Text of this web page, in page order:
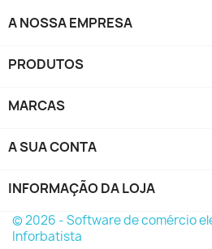
A NOSSA EMPRESA
PRODUTOS
MARCAS
A SUA CONTA
INFORMAÇÃO DA LOJA
© 2026 - Software de comércio
Inforbatista